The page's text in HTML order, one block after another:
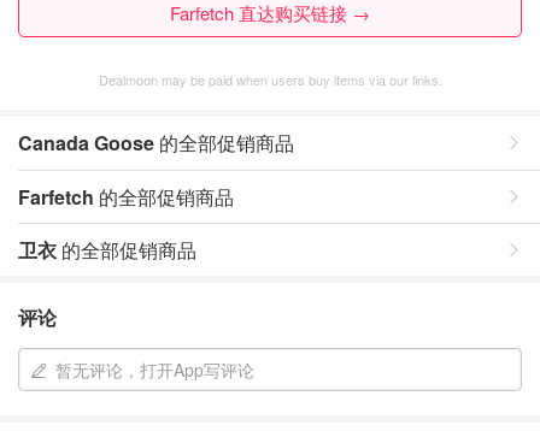
Farfetch 直达购买链接 →
Dealmoon may be paid when users buy items via our links.
Canada Goose 的全部促销商品
Farfetch 的全部促销商品
卫衣 的全部促销商品
评论
暂无评论，打开App写评论